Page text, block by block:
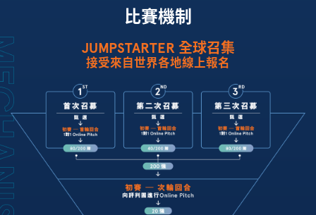
比賽機制
JUMPSTARTER 全球召集
接受來自世界各地線上報名